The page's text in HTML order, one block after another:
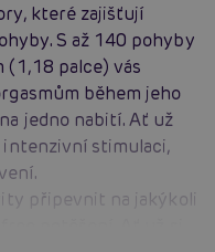
které zajišťují
S až 140 pohyby
(1,18 palce) vás
během jeho
jedno nabití. Ať už
stimulaci,
připevnit na jakýkoli